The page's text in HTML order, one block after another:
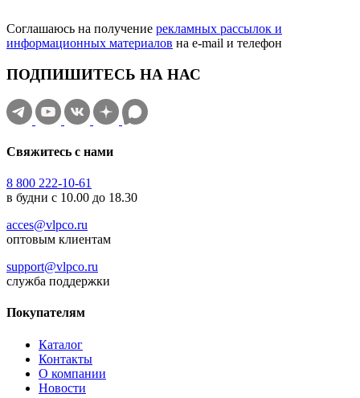
Соглашаюсь на получение рекламных рассылок и
информационных материалов на e‑mail и телефон
ПОДПИШИТЕСЬ НА НАС
Свяжитесь с нами
8 800 222-10-61
в будни с 10.00 до 18.30
acces@vlpco.ru
оптовым клиентам
support@vlpco.ru
служба поддержки
Покупателям
Каталог
Контакты
О компании
Новости